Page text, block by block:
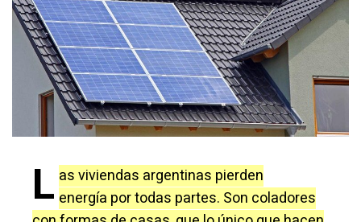
L as viviendas argentinas pierden
energía por todas partes. Son coladores